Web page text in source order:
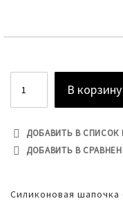
В корзину
ДОБАВИТЬ В
ДОБАВИТЬ В
Силиконовая шапочка